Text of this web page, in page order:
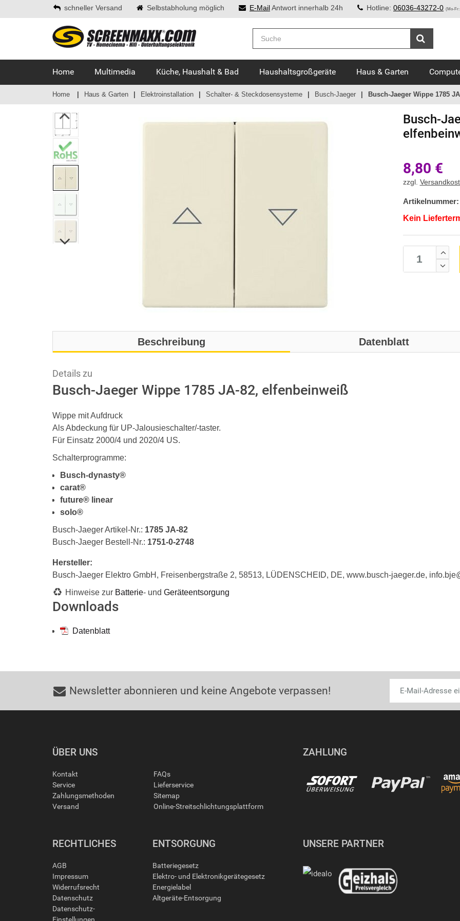
schneller Versand Selbstabholung möglich E-MailAntwort innerhalb 24h Hotline: 06036-43272-0 (Mo-Fr:
Home Multimedia Küche, Haushalt & Bad Haushaltsgroßgeräte Haus & Garten
Home Haus & Garten Elektroinstallation Schalter- & Steckdosensysteme Busch-Jaeger Busch-Jaeger Wippe 1785
Busch-
8,80 €
zzgl.
Artikelnummer:
Kein
Beschreibung Datenblatt
Details zu
Busch-Jaeger Wippe 1785 JA-82, elfenbeinweiß
Wippe mit Aufdruck
Als Abdeckung für UP-Jalousieschalter/-taster.
Für Einsatz 2000/4 und 2020/4 US.
Schalterprogramme:
Busch-dynasty®
carat®
future® linear
solo®
Busch-Jaeger Artikel-Nr.: 1785 JA-82
Busch-Jaeger Bestell-Nr.: 1751-0-2748
Hersteller:
Busch-Jaeger Elektro GmbH, Freisenbergstraße 2, 58513, LÜDENSCHEID, DE, www.busch-jaeger.de,
Hinweise zur Batterie- und Geräteentsorgung
Downloads
Datenblatt
Newsletter abonnieren und keine Angebote verpassen!
ÜBER UNS
Kontakt
Service
Zahlungsmethoden
Versand
FAQs
Lieferservice
Sitemap
Online-Streitschlichtungsplattform
ZAHLUNG
RECHTLICHES
AGB
Impressum
Widerrufsrecht
Datenschutz
Datenschutz-
ENTSORGUNG
Batteriegesetz
Elektro- und Elektronikgerätegesetz
Energielabel
Altgeräte-Entsorgung
UNSERE PARTNER